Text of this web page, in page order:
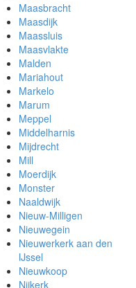
Maasbracht
Maasdijk
Maassluis
Maasvlakte
Malden
Mariahout
Markelo
Marum
Meppel
Middelharnis
Mijdrecht
Mill
Moerdijk
Monster
Naaldwijk
Nieuw-Milligen
Nieuwegein
Nieuwerkerk aan den
IJssel
Nieuwkoop
Nijkerk